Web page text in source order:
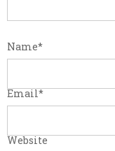
Name*
Email*
Website